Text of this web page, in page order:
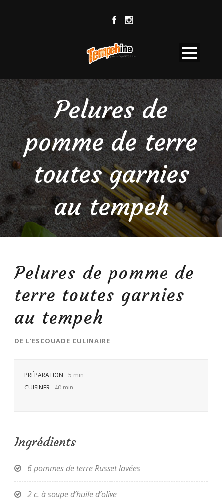
Pelures de
pomme de terre
toutes garnies
au tempeh
Pelures de pomme de
terre toutes garnies
au tempeh
DE L'ESCOUADE CULINAIRE
PRÉPARATION
5 min
CUISINER
40 min
Ingrédients
6 pommes de terre Russet lavées
2 c. à soupe d’huile d’olive